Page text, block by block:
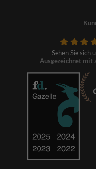
Sehen Sie sich
Ausgezeichnet mit